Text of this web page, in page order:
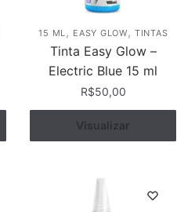
15 ML , EASY GLOW ,TINTAS
Tinta Easy Glow –
Electric Blue 15 ml
R$50,00
Comprar
Visualizar